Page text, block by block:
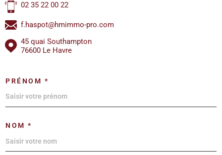
02 35 22 00 22
f.haspot@hmimmo-pro.com
45 quai Southampton
76600 Le Havre
PRÉNOM *
NOM *